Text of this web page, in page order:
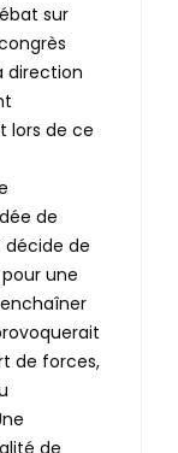
sur
direction
lors de ce
de
décide de
une
de forces,
de